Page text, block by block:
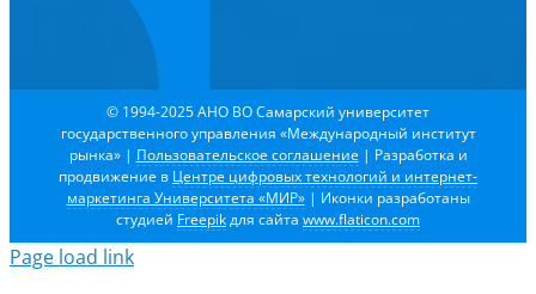
© 1994-2025 АНО ВО Самарский университет
государственного управления «Международный институт
рынка» | Пользовательское соглашение | Разработка и
продвижение в Центре цифровых технологий и интернет-
маркетинга Университета «МИР»| Иконки разработаны
студией Freepikдля сайта www.flaticon.com
Page load link